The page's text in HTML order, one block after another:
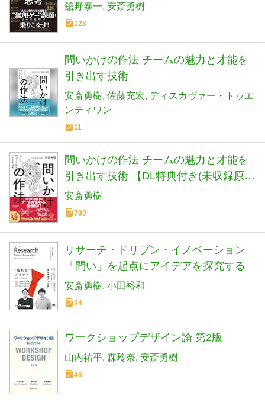
舘野泰一 安斎勇樹
128
問いかけの作法 チームの魅力と才能を
引き出す技術
安斎勇樹 佐藤充宏 ディスカヴァー・トゥエ
ンティワン
11
問いかけの作法 チームの魅力と才能を
引き出す技術 【DL特典付き(未収録原
稿)】
安斎勇樹
780
リサーチ・ドリブン・イノベーション
「問い」を起点にアイデアを探究する
安斎勇樹 小田裕和
84
ワークショップデザイン論 第2版
山内祐平 森玲奈 安斎勇樹
46